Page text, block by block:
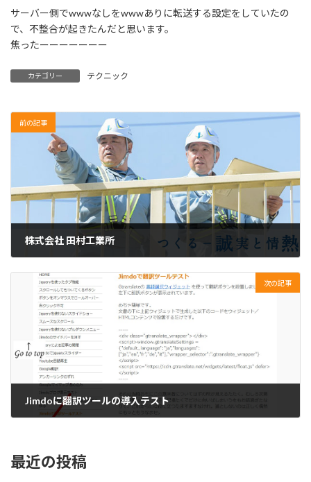
サーバー側でwwwなしをwwwありに転送する設定をしていたの
で、不整合が起きたんだと思います。
焦ったーーーーーーー
カテゴリー テクニック
前の記事
株式会社 田村工業所
次の記事
Jimdoに翻訳ツールの導入テスト
最近の投稿